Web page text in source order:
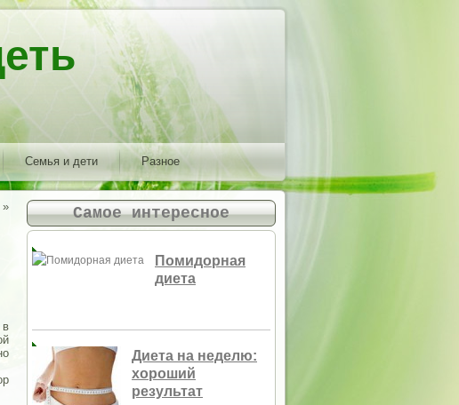
Семья и дети Разное
» Самое интересное
Помидорная
диета
Диета на неделю:
хороший
результат